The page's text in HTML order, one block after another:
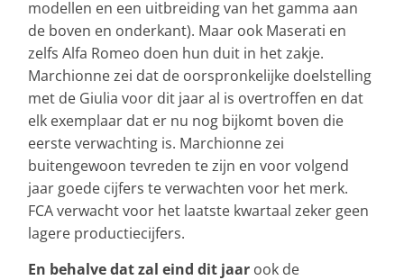
modellen en een uitbreiding van het gamma aan
de boven en onderkant). Maar ook Maserati en
zelfs Alfa Romeo doen hun duit in het zakje.
Marchionne zei dat de oorspronkelijke doelstelling
met de Giulia voor dit jaar al is overtroffen en dat
elk exemplaar dat er nu nog bijkomt boven die
eerste verwachting is. Marchionne zei
buitengewoon tevreden te zijn en voor volgend
jaar goede cijfers te verwachten voor het merk.
FCA verwacht voor het laatste kwartaal zeker geen
lagere productiecijfers.
En behalve dat zal eind dit jaar ook de